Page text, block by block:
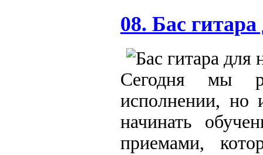
08. Бас
Сегодня мы
исполнении, но
начинать
приемами,